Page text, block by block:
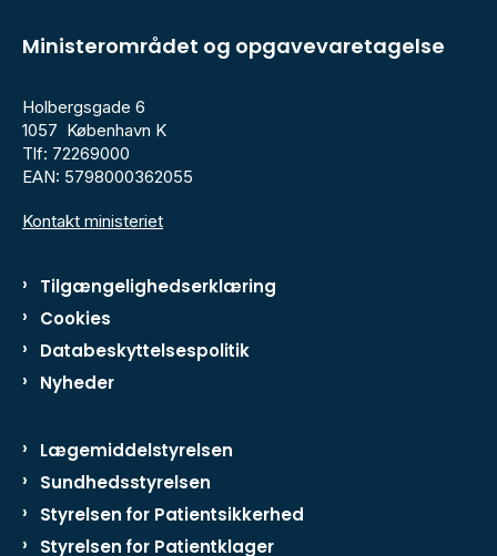
Ministerområdet og opgavevaretagelse
Holbergsgade 6
1057 København K
Tlf: 72269000
EAN: 5798000362055
Kontakt ministeriet
Tilgængelighedserklæring
Cookies
Databeskyttelsespolitik
Nyheder
Lægemiddelstyrelsen
Sundhedsstyrelsen
Styrelsen for Patientsikkerhed
Styrelsen for Patientklager